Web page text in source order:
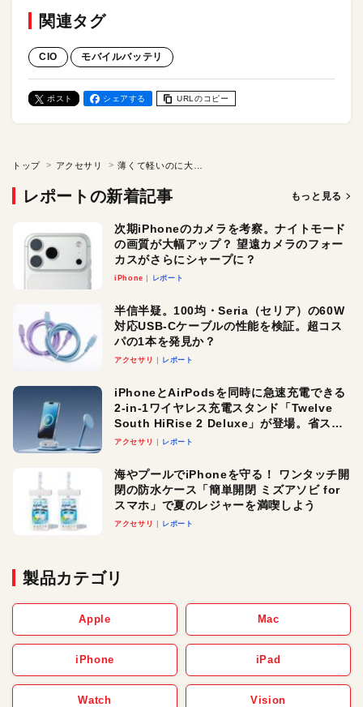
関連タグ
CIO モバイルバッテリ
ポスト シェアする URLのコピー
トップ アクセサリ
レポートの新着記事 もっと見る
次期iPhoneのカメラを考察。ナイトモード
の画質が大幅アップ？ 望遠カメラのフォー
カスがさらにシャープに？
iPhone レポート
半信半疑。100均・Seria（セリア）の60W
対応USB-Cケーブルの性能を検証。超コス
パの1本を発見か？
アクセサリ レポート
iPhoneとAirPodsを同時に急速充電できる
2-in-1ワイヤレス充電スタンド「Twelve
South HiRise 2 Deluxe」が登場。省スペ
ースでおしゃれに充電したい人にオスス
アクセサリ レポート
海やプールでiPhoneを守る！ ワンタッチ開
閉の防水ケース「簡単開閉 ミズアソビ for
スマホ」で夏のレジャーを満喫しよう
アクセサリ レポート
製品カテゴリ
Apple Mac
iPhone iPad
Watch Vision